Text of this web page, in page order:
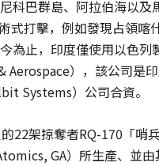
科巴群島、阿拉伯海以及
式打擊，例如發現占領
為止，印度僅使用以色列
），該公司是
Systems）公司合資。
22架掠奪者RQ-170「哨
GA）所生產、並